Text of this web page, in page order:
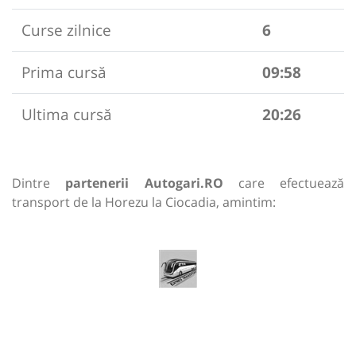
Curse zilnice
6
Prima cursă
09:58
Ultima cursă
20:26
Dintre partenerii Autogari.RO care efectuează
transport de la Horezu la Ciocadia, amintim: